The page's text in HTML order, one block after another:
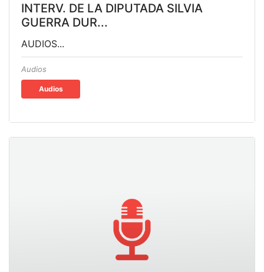
INTERV. DE LA DIPUTADA SILVIA
GUERRA DUR...
AUDIOS...
Audios
Audios